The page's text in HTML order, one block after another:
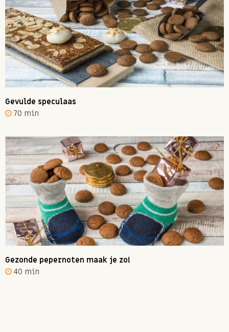
Gevulde speculaas
70 min
Gezonde pepernoten maak je zo!
40 min